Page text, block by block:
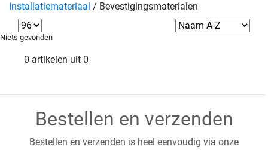
Installatiemateriaal / Bevestigingsmaterialen
Niets gevonden
0 artikelen uit 0
Bestellen en verzenden
Bestellen en verzenden is heel eenvoudig via onze